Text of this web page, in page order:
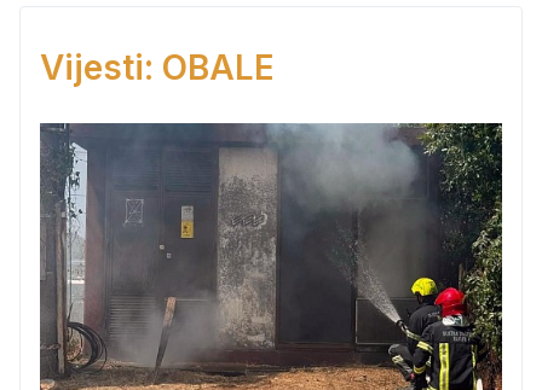
Vijesti: OBALE